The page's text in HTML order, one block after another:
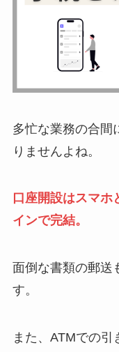
多忙な業務の合間
りませんよね。
口座開設はスマホ
インで完結。
面倒な書類の郵送
す。
また、ATMでの